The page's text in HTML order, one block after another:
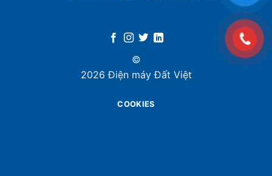
©
2026 Điện máy Đất Việt
COOKIES